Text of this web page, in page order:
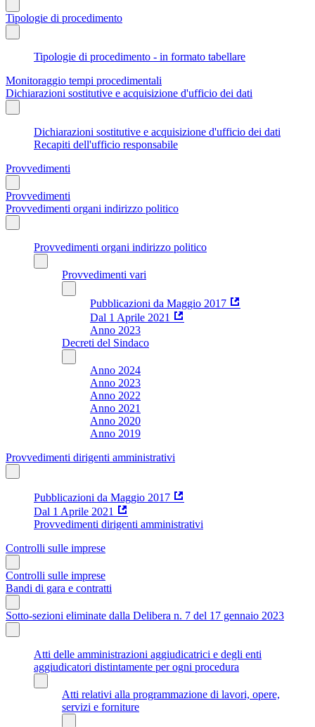
Tipologie di procedimento
Tipologie di procedimento - in formato tabellare
Monitoraggio tempi procedimentali
Dichiarazioni sostitutive e acquisizione d'ufficio dei dati
Dichiarazioni sostitutive e acquisizione d'ufficio dei dati
Recapiti dell'ufficio responsabile
Provvedimenti
Provvedimenti
Provvedimenti organi indirizzo politico
Provvedimenti organi indirizzo politico
Provvedimenti vari
Pubblicazioni da Maggio 2017
Dal 1 Aprile 2021
Anno 2023
Decreti del Sindaco
Anno 2024
Anno 2023
Anno 2022
Anno 2021
Anno 2020
Anno 2019
Provvedimenti dirigenti amministrativi
Pubblicazioni da Maggio 2017
Dal 1 Aprile 2021
Provvedimenti dirigenti amministrativi
Controlli sulle imprese
Controlli sulle imprese
Bandi di gara e contratti
Sotto-sezioni eliminate dalla Delibera n. 7 del 17 gennaio 2023
Atti delle amministrazioni aggiudicatrici e degli enti
aggiudicatori distintamente per ogni procedura
Atti relativi alla programmazione di lavori, opere,
servizi e forniture